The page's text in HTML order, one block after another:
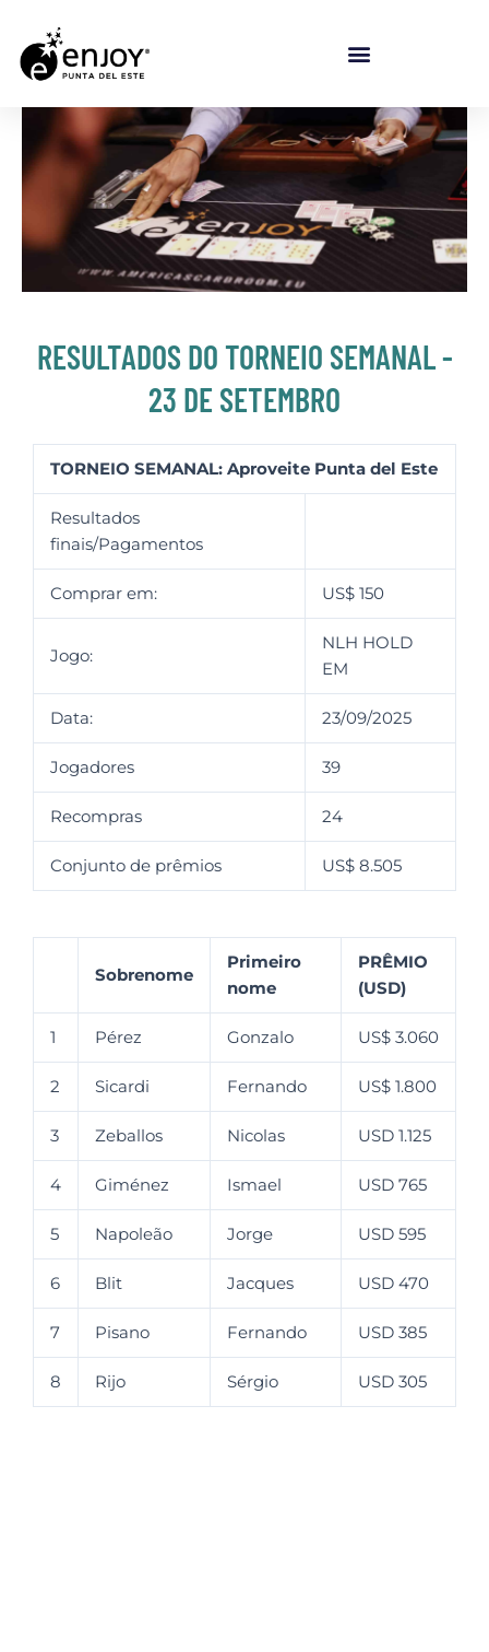
RESULTADOS DO TORNEIO SEMANAL -
23 DE SETEMBRO
TORNEIO SEMANAL: Aproveite Punta del Este
Resultados
finais/Pagamentos
Comprar em: US$ 150
Jogo:
NLH HOLD
EM
Data: 23/09/2025
Jogadores 39
Recompras 24
Conjunto de prêmios US$ 8.505
Sobrenome
Primeiro
nome
PRÊMIO
(USD)
1 Pérez Gonzalo US$ 3.060
2 Sicardi Fernando US$ 1.800
3 Zeballos Nicolas USD 1.125
4 Giménez Ismael USD 765
5 Napoleão Jorge USD 595
6 Blit Jacques USD 470
7 Pisano Fernando USD 385
8 Rijo Sérgio USD 305